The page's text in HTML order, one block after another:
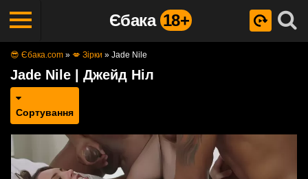
Єбака 18+
😎 Єбака.com » 💋 Зірки » Jade Nile
Jade Nile | Джейд Ніл
Сортування